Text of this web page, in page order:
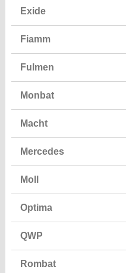
Exide
Fiamm
Fulmen
Monbat
Macht
Mercedes
Moll
Optima
QWP
Rombat